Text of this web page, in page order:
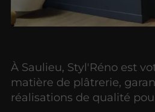
À Saulieu, Styl'Réno est
matière de plâtrerie,
réalisations de qualité